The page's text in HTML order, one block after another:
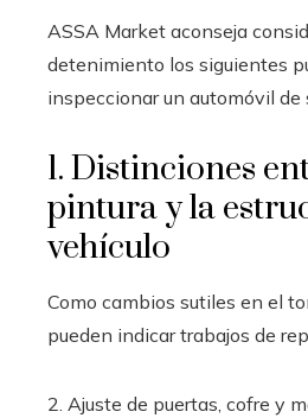
ASSA Market aconseja
detenimiento los siguientes
inspeccionar un automóvil de
1. Distinciones
pintura y la
vehículo
Como cambios sutiles en el
pueden indicar trabajos de
2. Ajuste de puertas, cofre y